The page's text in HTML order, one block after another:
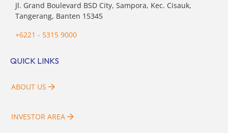
Jl. Grand Boulevard BSD City, Sampora, Kec. Cisauk,
Tangerang, Banten 15345
+6221 - 5315 9000
QUICK LINKS
ABOUT US
INVESTOR AREA